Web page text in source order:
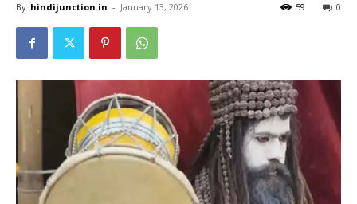
By hindijunction.in - January 13, 2026 0
59